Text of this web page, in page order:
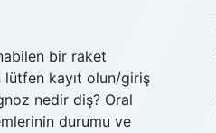
bir raket
lütfen kayıt olun/giriş
nedir diş? Oral
durumu ve